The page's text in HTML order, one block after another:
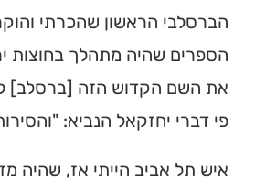
הברסלבי הראשון שהכרתי
הספרים שהיה מתהלך בחוצות
את השם הקדוש הזה [ברסלב]
פי דברי יחזקאל הנביא:
איש תל אביב הייתי אז, שהיה